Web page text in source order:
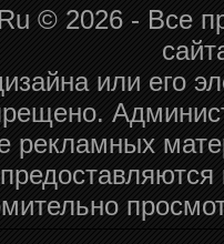
© 2026 - Все
или его
рекламных